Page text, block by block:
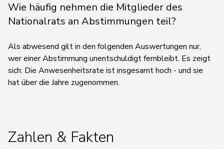
Wie häufig nehmen die Mitglieder des
Nationalrats an Abstimmungen teil?
Als abwesend gilt in den folgenden Auswertungen nur,
wer einer Abstimmung unentschuldigt fernbleibt. Es zeigt
sich: Die Anwesenheitsrate ist insgesamt hoch - und sie
hat über die Jahre zugenommen.
Zahlen & Fakten